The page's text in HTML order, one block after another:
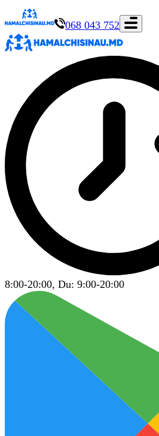
068 043 752
8:00-20:00, Du: 9:00-20:00